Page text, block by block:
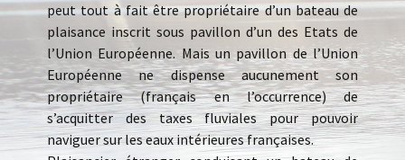
peut tout à fait être propriétaire d’un bateau de
plaisance inscrit sous pavillon d’un des Etats de
l’Union Européenne. Mais un pavillon de l’Union
Européenne ne dispense aucunement son
propriétaire (français en l’occurrence) de
s’acquitter des taxes fluviales pour pouvoir
naviguer sur les eaux intérieures françaises.